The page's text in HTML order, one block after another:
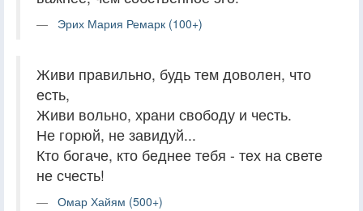
Эрих Мария Ремарк (100+)
Живи правильно, будь тем доволен, что
есть,
Живи вольно, храни свободу и честь.
Не горюй, не завидуй...
Кто богаче, кто беднее тебя - тех на свете
не счесть!
Омар Хайям (500+)